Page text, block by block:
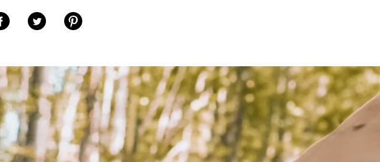
Facebookiin
Jaa TwitteriinJaa Pinterestiin